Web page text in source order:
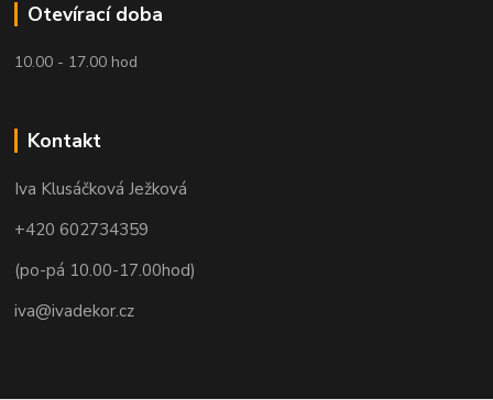
Otevírací doba
10.00 - 17.00 hod
Kontakt
Iva Klusáčková Ježková
+420 602734359
(po-pá 10.00-17.00hod)
iva@ivadekor.cz